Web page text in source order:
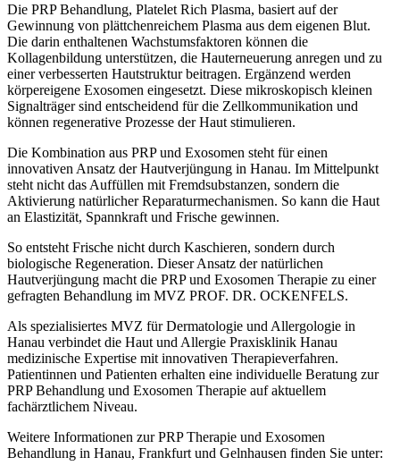
Die PRP Behandlung, Platelet Rich Plasma, basiert auf der
Gewinnung von plättchenreichem Plasma aus dem eigenen Blut.
Die darin enthaltenen Wachstumsfaktoren können die
Kollagenbildung unterstützen, die Hauterneuerung anregen und zu
einer verbesserten Hautstruktur beitragen. Ergänzend werden
körpereigene Exosomen eingesetzt. Diese mikroskopisch kleinen
Signalträger sind entscheidend für die Zellkommunikation und
können regenerative Prozesse der Haut stimulieren.
Die Kombination aus PRP und Exosomen steht für einen
innovativen Ansatz der Hautverjüngung in Hanau. Im Mittelpunkt
steht nicht das Auffüllen mit Fremdsubstanzen, sondern die
Aktivierung natürlicher Reparaturmechanismen. So kann die Haut
an Elastizität, Spannkraft und Frische gewinnen.
So entsteht Frische nicht durch Kaschieren, sondern durch
biologische Regeneration. Dieser Ansatz der natürlichen
Hautverjüngung macht die PRP und Exosomen Therapie zu einer
gefragten Behandlung im MVZ PROF. DR. OCKENFELS.
Als spezialisiertes MVZ für Dermatologie und Allergologie in
Hanau verbindet die Haut und Allergie Praxisklinik Hanau
medizinische Expertise mit innovativen Therapieverfahren.
Patientinnen und Patienten erhalten eine individuelle Beratung zur
PRP Behandlung und Exosomen Therapie auf aktuellem
fachärztlichem Niveau.
Weitere Informationen zur PRP Therapie und Exosomen
Behandlung in Hanau, Frankfurt und Gelnhausen finden Sie unter: